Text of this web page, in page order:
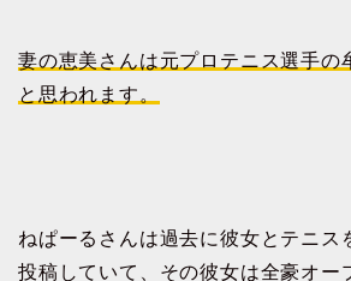
妻の恵美さんは元プロテニス選手の
と思われます。
ねぱーるさんは過去に彼女とテニス
投稿していて、その彼女は全豪オー